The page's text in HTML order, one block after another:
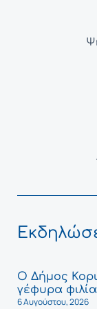
Ο Δήμος
γέφυρα
6 Αυγούστου, 2026